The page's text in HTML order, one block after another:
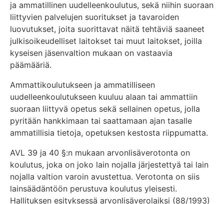
ja ammatillinen uudelleenkoulutus, sekä niihin suoraan
liittyvien palvelujen suoritukset ja tavaroiden
luovutukset, joita suorittavat näitä tehtäviä saaneet
julkisoikeudelliset laitokset tai muut laitokset, joilla
kyseisen jäsenvaltion mukaan on vastaavia
päämääriä.
Ammattikoulutukseen ja ammatilliseen
uudelleenkoulutukseen kuuluu alaan tai ammattiin
suoraan liittyvä opetus sekä sellainen opetus, jolla
pyritään hankkimaan tai saattamaan ajan tasalle
ammatillisia tietoja, opetuksen kestosta riippumatta.
AVL 39 ja 40 §:n mukaan arvonlisäverotonta on
koulutus, joka on joko lain nojalla järjestettyä tai lain
nojalla valtion varoin avustettua. Verotonta on siis
lainsäädäntöön perustuva koulutus yleisesti.
Hallituksen esityksessä arvonlisäverolaiksi (88/1993)